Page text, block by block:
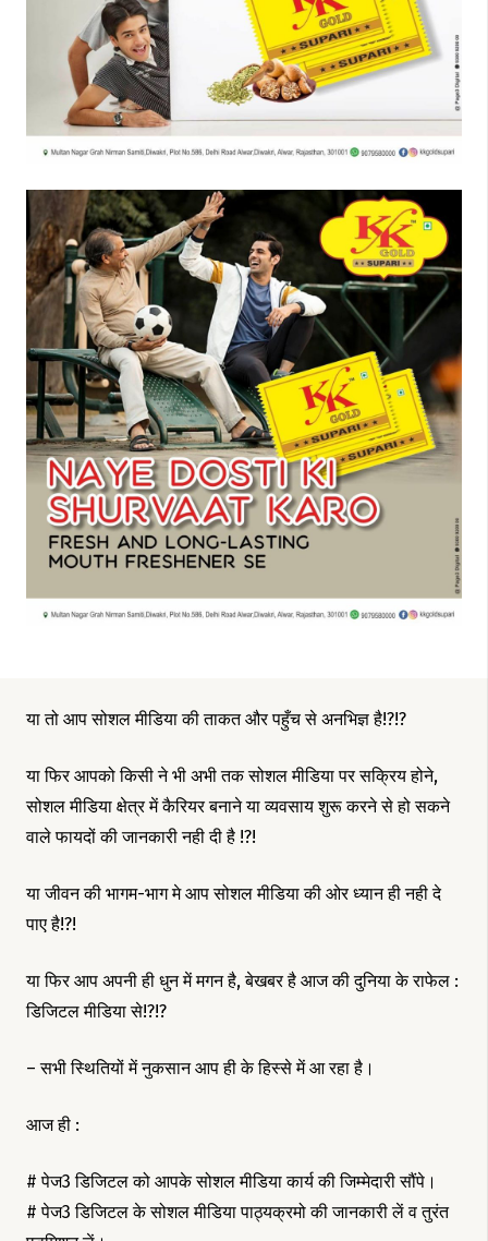
या तो आप सोशल मीडिया की ताकत और पहुँच से अनभिज्ञ है!?!?
या फिर आपको किसी ने भी अभी तक सोशल मीडिया पर सक्रिय होने,
सोशल मीडिया क्षेत्र में कैरियर बनाने या व्यवसाय शुरू करने से हो सकने
वाले फायदों की जानकारी नही दी है !?!
या जीवन की भागम-भाग मे आप सोशल मीडिया की ओर ध्यान ही नही दे
पाए है!?!
या फिर आप अपनी ही धुन में मगन है, बेखबर है आज की दुनिया के राफेल :
डिजिटल मीडिया से!?!?
– सभी स्थितियों में नुकसान आप ही के हिस्से में आ रहा है।
आज ही :
# पेज3 डिजिटल को आपके सोशल मीडिया कार्य की जिम्मेदारी सौंपे।
# पेज3 डिजिटल के सोशल मीडिया पाठ्यक्रमो की जानकारी लें व तुरंत